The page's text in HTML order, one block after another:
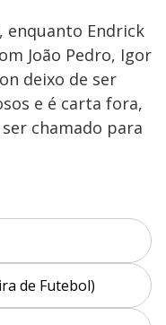
enquanto Endrick
João Pedro, Igor
deixo de ser
e é carta fora,
chamado para
de Futebol)